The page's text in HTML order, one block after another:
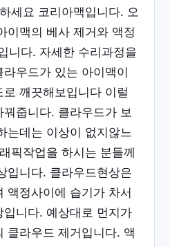
세요 코리아맥입니다. 오
이맥의 베사 제거와 액정
니다. 자세한 수리과정을
우드가 있는 아이맥이
깨끗해보입니다 이럴
줍니다. 클라우드가 보
는데는 이상이 없지않느
픽작업을 하시는 분들께
입니다. 클라우드현상은
액정사이에 습기가 차서
입니다. 예상대로 먼지가
클라우드 제거입니다. 액